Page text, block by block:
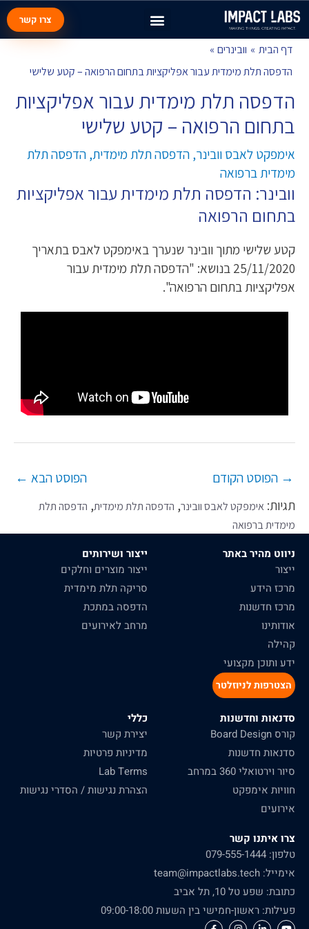
צרו קשר
דף הבית
וובינרים
הדפסה תלת מימדית עבור אפליקציות בתחום הרפואה – קטע שלישי
הדפסה תלת מימדית עבור אפליקציות
בתחום הרפואה – קטע שלישי
אימפקט לאבס וובינר, הדפסה תלת מימדית, הדפסה תלת
מימדית ברפואה
וובינר: הדפסה תלת מימדית עבור אפליקציות
בתחום הרפואה
קטע שלישי מתוך וובינר שנערך באימפקט לאבס בתאריך
25/11/2020 בנושא: "הדפסה תלת מימדית עבור
אפליקציות בתחום הרפואה".
Post
navigation
→ הפוסט הקודם הפוסט הבא ←
תגיות: אימפקט לאבס וובינר, הדפסה תלת מימדית, הדפסה תלת
מימדית ברפואה
ניווט מהיר באתר
ייצור
מרכז הידע
מרכז חדשנות
אודותינו
קהילה
ידע ותוכן מקצועי
הצטרפות לניוזלטר
ייצור ושירותים
ייצור מוצרים וחלקים
סריקה תלת מימדית
הדפסה במתכת
מרחב לאירועים
סדנאות וחדשנות
קורס Board Design
סדנאות חדשנות
סיור וירטואלי 360 במרחב
חוויות אימפקט
אירועים
כללי
יצירת קשר
מדיניות פרטיות
Lab Terms
הצהרת נגישות / הסדרי נגישות
צרו איתנו קשר
טלפון: 079-555-1444
אימייל: team@impactlabs.tech
כתובת: שפע טל 10, תל אביב
פעילות: ראשון-חמישי בין השעות 09:00-18:00
Y
L
I
F